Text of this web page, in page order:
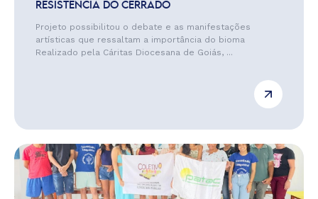
RESISTÊNCIA DO CERRADO
Projeto possibilitou o debate e as manifestações
artísticas que ressaltam a importância do bioma
Realizado pela Cáritas Diocesana de Goiás, ...